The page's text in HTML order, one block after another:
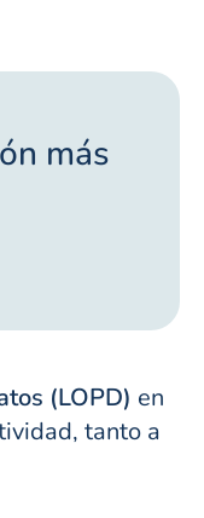
más
(LOPD) en
tanto a